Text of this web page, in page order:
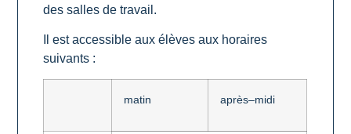
des salles de travail.
Il est accessible aux élèves aux horaires
suivants :
matin après–midi